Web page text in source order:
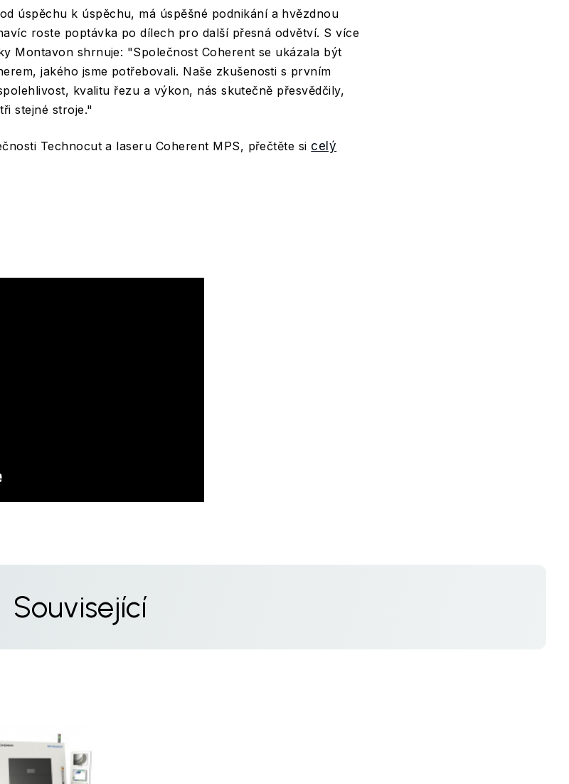
úspěchu k úspěchu, má úspěšné podnikání a hvězdnou
roste poptávka po dílech pro další přesná odvětví. S více
Montavon shrnuje: "Společnost Coherent se ukázala být
jakého jsme potřebovali. Naše zkušenosti s prvním
kvalitu řezu a výkon, nás skutečně přesvědčily,
stejné stroje."
Technocut a laseru Coherent MPS, přečtěte si celý
Související